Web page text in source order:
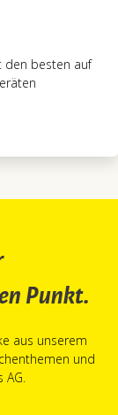
den besten auf
Punkt.
aus unserem
und
AG.